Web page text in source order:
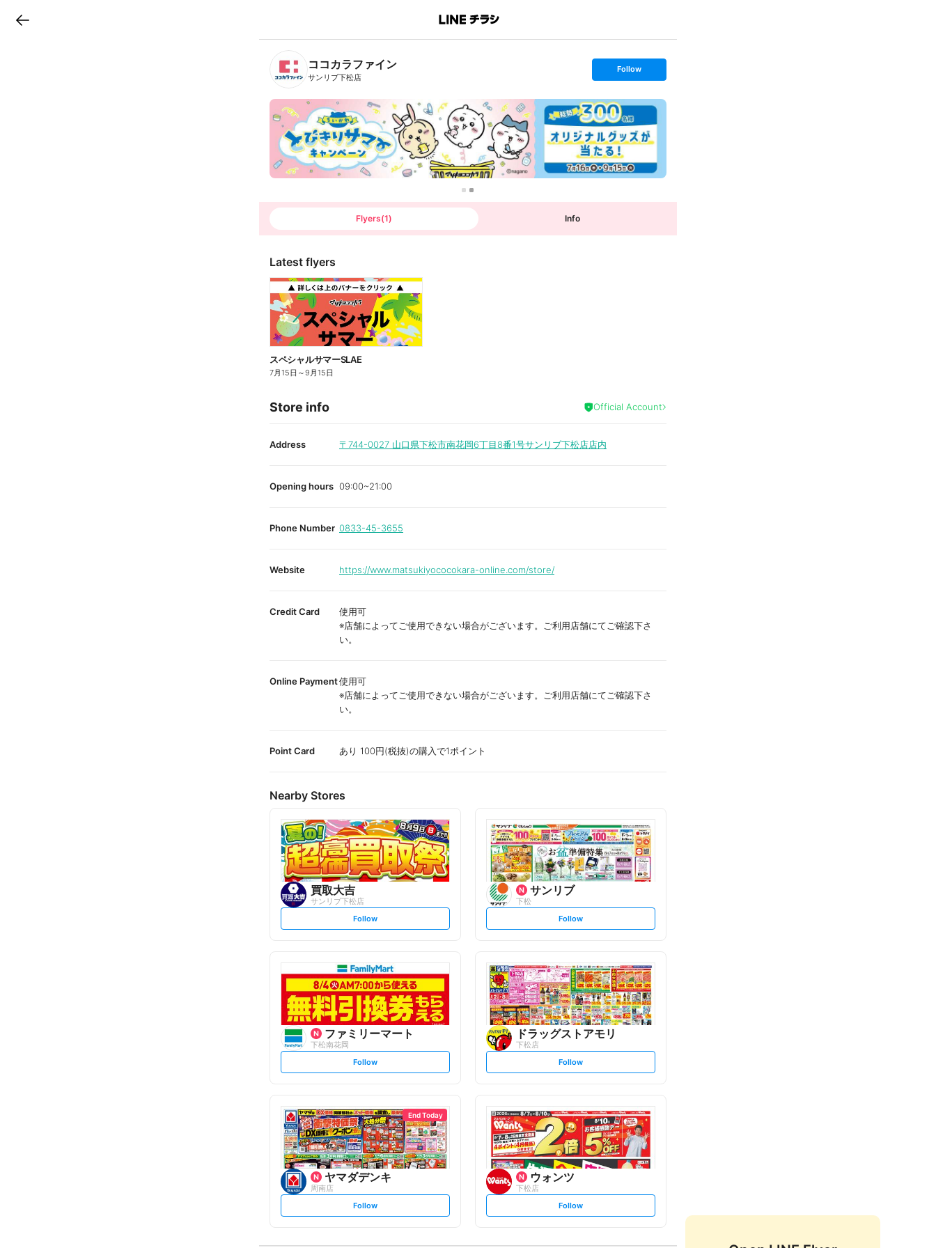
B
n
T
ココカラファイン
サンリブ下松店
s
t
o
l
l
o
w
Follow
Flyers(1) Info
Latest flyers
スペシャルサマーSLAE
7月15日 ～9月15日
Store info Official Account
Address 〒744-0027 山口県下松市南花岡6丁目8番1号サンリブ下松店店内
Opening hours 09:00~21:00
Phone Number 0833-45-3655
Website https://www.matsukiyococokara-online.com/store/
Credit Card
使用可
※店舗によってご使用できない場合がございます。ご利用店舗にてご確認下さ
い。
Online Payment使用可
※店舗によってご使用できない場合がございます。ご利用店舗にてご確認下さ
い。
Point Card あり 100円(税抜)の購入で1ポイント
Nearby Stores
買取大吉
サンリブ下松店
s
t
l
o
w
Follow
サンリブ
下松
s
t
l
o
w
Follow
ファミリーマート
下松南花岡
s
t
l
o
w
Follow
ドラッグストアモリ
下松店
s
t
o
w
Follow
End Today
ヤマダデンキ
周南店
s
t
Follow
ウォンツ
下松店
s
t
Follow